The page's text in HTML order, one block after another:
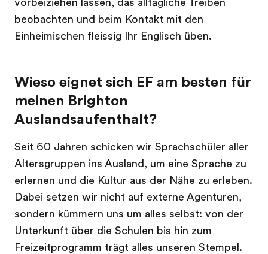
vorbeiziehen lassen, das alltägliche Treiben
beobachten und beim Kontakt mit den
Einheimischen fleissig Ihr Englisch üben.
Wieso eignet sich EF am besten für
meinen Brighton
Auslandsaufenthalt?
Seit 60 Jahren schicken wir Sprachschüler aller
Altersgruppen ins Ausland, um eine Sprache zu
erlernen und die Kultur aus der Nähe zu erleben.
Dabei setzen wir nicht auf externe Agenturen,
sondern kümmern uns um alles selbst: von der
Unterkunft über die Schulen bis hin zum
Freizeitprogramm trägt alles unseren Stempel.